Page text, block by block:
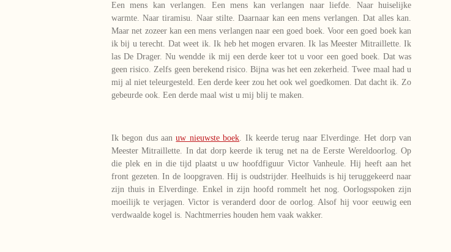
Een mens kan verlangen. Een mens kan verlangen naar liefde. Naar huiselijke
warmte. Naar tiramisu. Naar stilte. Daarnaar kan een mens verlangen. Dat alles kan.
Maar net zozeer kan een mens verlangen naar een goed boek. Voor een goed boek kan
ik bij u terecht. Dat weet ik. Ik heb het mogen ervaren. Ik las Meester Mitraillette. Ik
las De Drager. Nu wendde ik mij een derde keer tot u voor een goed boek. Dat was
geen risico. Zelfs geen berekend risico. Bijna was het een zekerheid. Twee maal had u
mij al niet teleurgesteld. Een derde keer zou het ook wel goedkomen. Dat dacht ik. Zo
gebeurde ook. Een derde maal wist u mij blij te maken.
Ik begon dus aanuw nieuwste boek. Ik keerde terug naar Elverdinge. Het dorp van
Meester Mitraillette. In dat dorp keerde ik terug net na de Eerste Wereldoorlog. Op
die plek en in die tijd plaatst u uw hoofdfiguur Victor Vanheule. Hij heeft aan het
front gezeten. In de loopgraven. Hij is oudstrijder. Heelhuids is hij teruggekeerd naar
zijn thuis in Elverdinge. Enkel in zijn hoofd rommelt het nog. Oorlogsspoken zijn
moeilijk te verjagen. Victor is veranderd door de oorlog. Alsof hij voor eeuwig een
verdwaalde kogel is. Nachtmerries houden hem vaak wakker.